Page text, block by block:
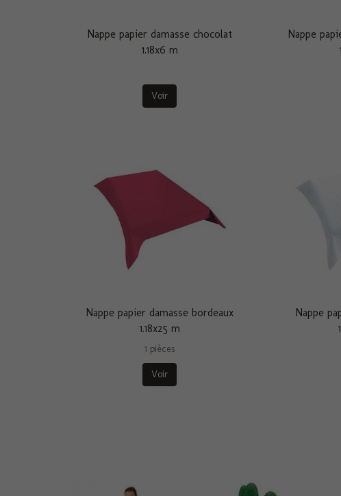
Nappe papier damasse chocolat
1.18x6 m
Voir
Nappe
Nappe papier damasse bordeaux
1.18x25 m
1 pièces
Voir
Nappe